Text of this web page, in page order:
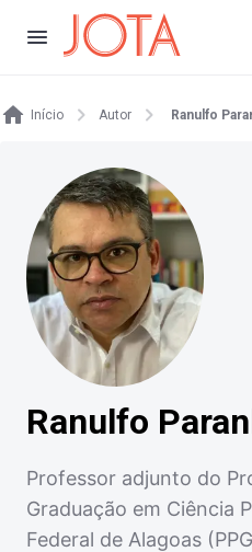
Início Autor Ranulfo
Ranulfo
Professor adjunto do
Graduação em Ciência
Federal de Alagoas